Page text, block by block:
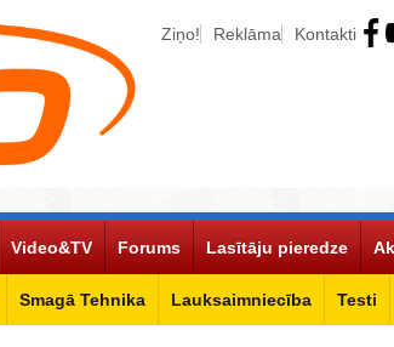
Ziņo! Reklāma Kontakti
Smagā Tehnika Lauksaimniecība Testi
Video&TV Forums Lasītāju pieredze